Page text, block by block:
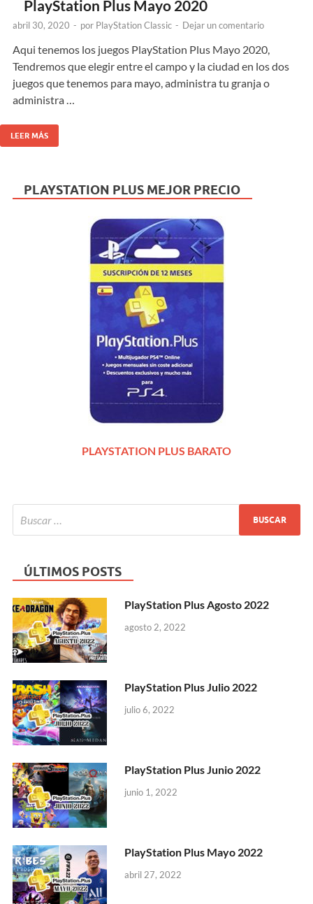
PlayStation Plus Mayo 2020
abril 30, 2020 - por PlayStation Classic - Dejar un comentario
Aqui tenemos los juegos PlayStation Plus Mayo 2020,
Tendremos que elegir entre el campo y la ciudad en los dos
juegos que tenemos para mayo, administra tu granja o
administra …
LEER MÁS
PLAYSTATION PLUS MEJOR PRECIO
PLAYSTATION PLUS BARATO
ÚLTIMOS POSTS
PlayStation Plus Agosto 2022
agosto 2, 2022
PlayStation Plus Julio 2022
julio 6, 2022
PlayStation Plus Junio 2022
junio 1, 2022
PlayStation Plus Mayo 2022
abril 27, 2022